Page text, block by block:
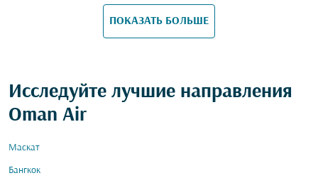
ПОКАЗАТЬ БОЛЬШЕ
Исследуйте лучшие направления
Oman Air
Маскат
Бангкок